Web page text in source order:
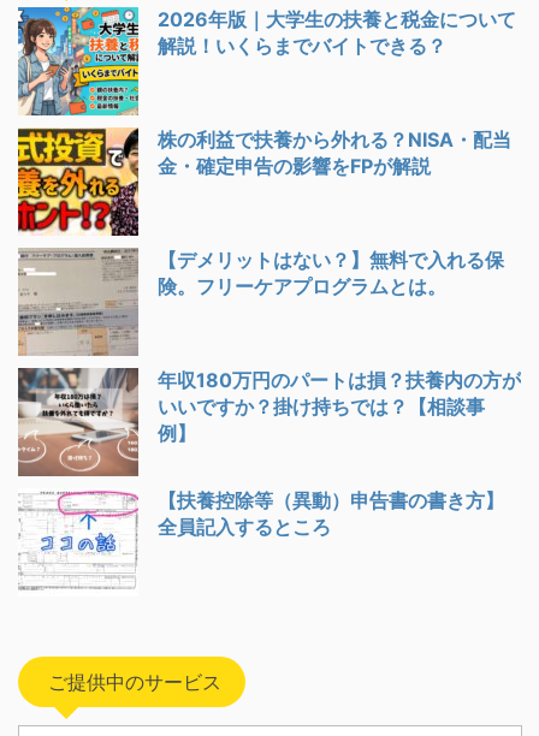
2026年版｜大学生の扶養と税金について
解説！いくらまでバイトできる？
株の利益で扶養から外れる？NISA・配当
金・確定申告の影響をFPが解説
【デメリットはない？】無料で入れる保
険。フリーケアプログラムとは。
年収180万円のパートは損？扶養内の方が
いいですか？掛け持ちでは？【相談事
例】
【扶養控除等（異動）申告書の書き方】
全員記入するところ
ご提供中のサービス